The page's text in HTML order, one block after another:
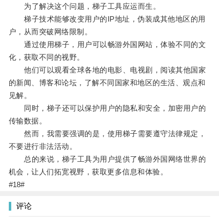
为了解决这个问题，梯子工具应运而生。
梯子技术能够改变用户的IP地址，伪装成其他地区的用
户，从而突破网络限制。
通过使用梯子，用户可以畅游外国网站，体验不同的文
化，获取不同的视野。
他们可以观看全球各地的电影、电视剧，阅读其他国家
的新闻、博客和论坛，了解不同国家和地区的生活、观点和
见解。
同时，梯子还可以保护用户的隐私和安全，加密用户的
传输数据。
然而，我需要强调的是，使用梯子需要遵守法律规定，
不要进行非法活动。
总的来说，梯子工具为用户提供了畅游外国网络世界的
机会，让人们拓宽视野，获取更多信息和体验。
#18#
评论